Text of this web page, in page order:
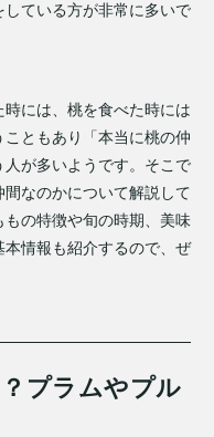
ている方が非常に多いで
には、桃を食べた時には
ともあり「本当に桃の仲
が多いようです。そこで
なのかについて解説して
の特徴や旬の時期、美味
情報も紹介するので、ぜ
プラムやプル